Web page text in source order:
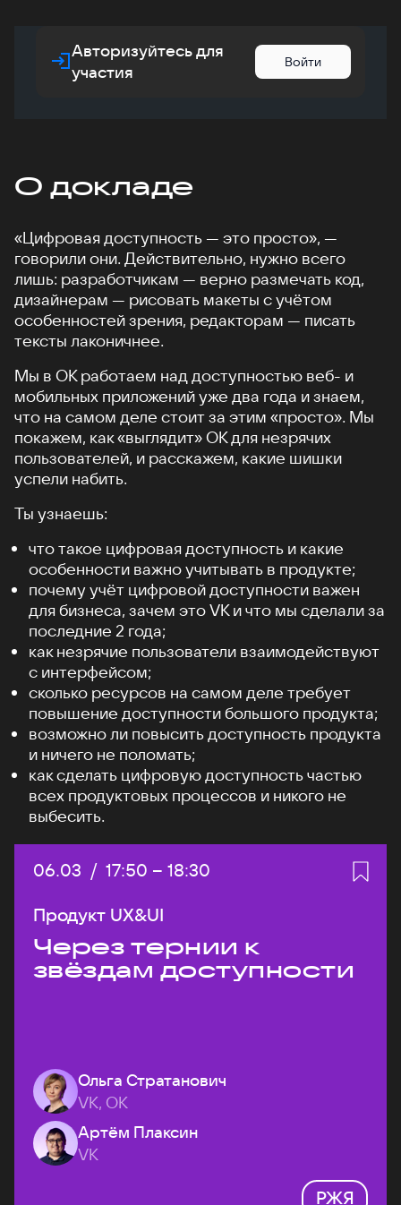
Авторизуйтесь для
участия
Войти
О докладе
«Цифровая доступность — это просто», —
говорили они. Действительно, нужно всего
лишь: разработчикам — верно размечать код,
дизайнерам — рисовать макеты с учётом
особенностей зрения, редакторам — писать
тексты лаконичнее.
Мы в ОК работаем над доступностью веб- и
мобильных приложений уже два года и знаем,
что на самом деле стоит за этим «просто». Мы
покажем, как «выглядит» ОК для незрячих
пользователей, и расскажем, какие шишки
успели набить.
Ты узнаешь:
что такое цифровая доступность и какие
особенности важно учитывать в продукте;
почему учёт цифровой доступности важен
для бизнеса, зачем это VK и что мы сделали за
последние 2 года;
как незрячие пользователи взаимодействуют
с интерфейсом;
сколько ресурсов на самом деле требует
повышение доступности большого продукта;
возможно ли повысить доступность продукта
и ничего не поломать;
как сделать цифровую доступность частью
всех продуктовых процессов и никого не
выбесить.
Дата:
06.03 / Начало:
17:50 – Конец:
18:30
Продукт UX&UI
Через тернии к
звёздам доступности
Ольга Стратанович
VK, ОК
Артём Плаксин
VK
РЖЯ